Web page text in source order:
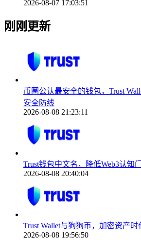
2026-08-07 17:03:51
刚刚更新
币圈公认最安全的钱包，Trust
安全防线
2026-08-08 21:23:11
Trust钱包中文名，降低Web3认知
2026-08-08 20:40:04
Trust Wallet与狗狗币，加密资产
2026-08-08 19:56:50